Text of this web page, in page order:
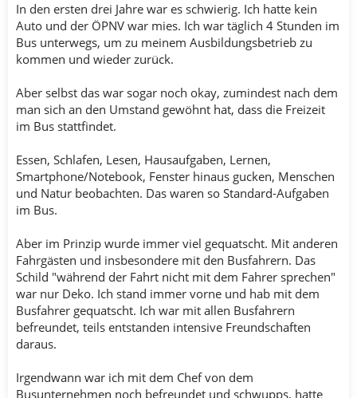
In den ersten drei Jahre war es schwierig. Ich hatte kein
Auto und der ÖPNV war mies. Ich war täglich 4 Stunden im
Bus unterwegs, um zu meinem Ausbildungsbetrieb zu
kommen und wieder zurück.
Aber selbst das war sogar noch okay, zumindest nach dem
man sich an den Umstand gewöhnt hat, dass die Freizeit
im Bus stattfindet.
Essen, Schlafen, Lesen, Hausaufgaben, Lernen,
Smartphone/Notebook, Fenster hinaus gucken, Menschen
und Natur beobachten. Das waren so Standard-Aufgaben
im Bus.
Aber im Prinzip wurde immer viel gequatscht. Mit anderen
Fahrgästen und insbesondere mit den Busfahrern. Das
Schild "während der Fahrt nicht mit dem Fahrer sprechen"
war nur Deko. Ich stand immer vorne und hab mit dem
Busfahrer gequatscht. Ich war mit allen Busfahrern
befreundet, teils entstanden intensive Freundschaften
daraus.
Irgendwann war ich mit dem Chef von dem
Busunternehmen noch befreundet und schwupps, hatte